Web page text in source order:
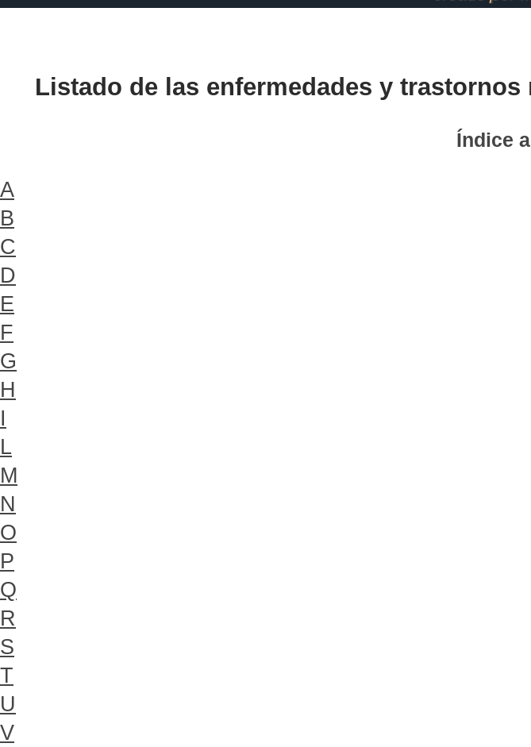
Listado de las enfermedades y
Índice
A
B
C
D
E
F
G
H
I
L
M
N
O
P
Q
R
S
T
U
V